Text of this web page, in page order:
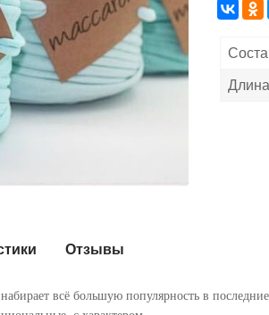
всё большую популярность в
Отзывы